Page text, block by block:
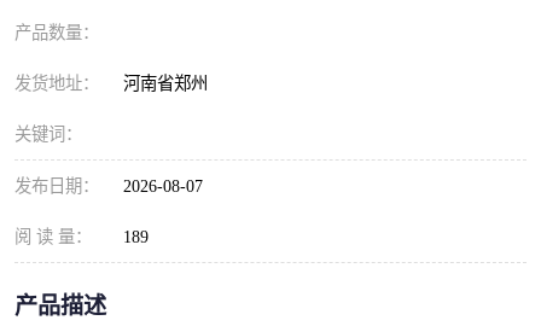
产品数量：
发货地址： 河南省郑州
关键词：
发布日期： 2026-08-07
阅 读 量： 189
产品描述